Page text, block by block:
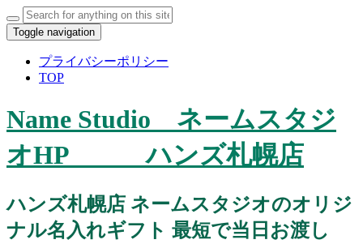
Search
for:
Toggle navigation
プライバシーポリシー
TOP
Name Studio ネームスタジ
オHP ハンズ札幌店
ハンズ札幌店 ネームスタジオのオリジ
ナル名入れギフト 最短で当日お渡し